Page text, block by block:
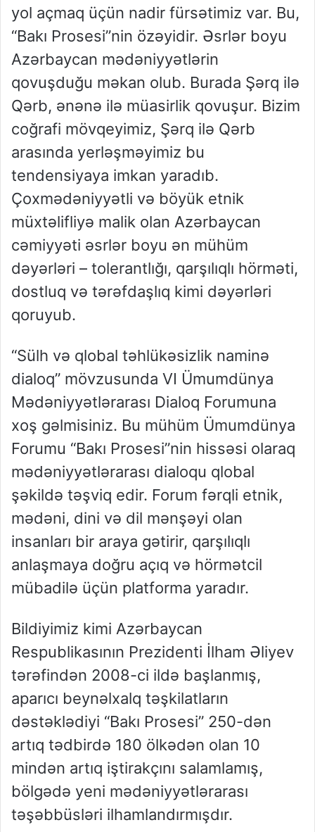
yol açmaq üçün nadir fürsətimiz var. Bu,
“Bakı Prosesi”nin özəyidir. Əsrlər boyu
Azərbaycan mədəniyyətlərin
qovuşduğu məkan olub. Burada Şərq ilə
Qərb, ənənə ilə müasirlik qovuşur. Bizim
coğrafi mövqeyimiz, Şərq ilə Qərb
arasında yerləşməyimiz bu
tendensiyaya imkan yaradıb.
Çoxmədəniyyətli və böyük etnik
müxtəlifliyə malik olan Azərbaycan
cəmiyyəti əsrlər boyu ən mühüm
dəyərləri – tolerantlığı, qarşılıqlı hörməti,
dostluq və tərəfdaşlıq kimi dəyərləri
qoruyub.
“Sülh və qlobal təhlükəsizlik naminə
dialoq” mövzusunda VI Ümumdünya
Mədəniyyətlərarası Dialoq Forumuna
xoş gəlmisiniz. Bu mühüm Ümumdünya
Forumu “Bakı Prosesi”nin hissəsi olaraq
mədəniyyətlərarası dialoqu qlobal
şəkildə təşviq edir. Forum fərqli etnik,
mədəni, dini və dil mənşəyi olan
insanları bir araya gətirir, qarşılıqlı
anlaşmaya doğru açıq və hörmətcil
mübadilə üçün platforma yaradır.
Bildiyimiz kimi Azərbaycan
Respublikasının Prezidenti İlham Əliyev
tərəfindən 2008-ci ildə başlanmış,
aparıcı beynəlxalq təşkilatların
dəstəklədiyi “Bakı Prosesi” 250-dən
artıq tədbirdə 180 ölkədən olan 10
mindən artıq iştirakçını salamlamış,
bölgədə yeni mədəniyyətlərarası
təşəbbüsləri ilhamlandırmışdır.